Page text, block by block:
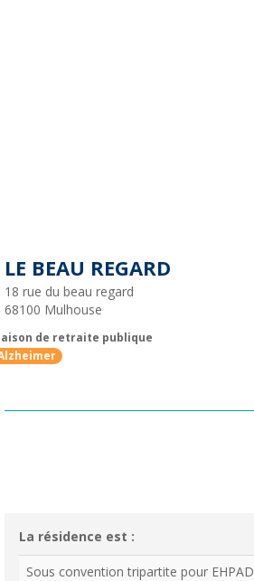
LE BEAU REGARD
18 rue du beau regard
68100 Mulhouse
de retraite publique
La résidence est :
Sous convention tripartite pour EHPAD